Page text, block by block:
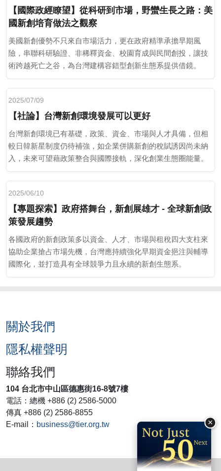
×
【國際政經瞭望】從科研到市場，野蠻生長之路：美
國新創培育做法之觀察
美國新創優勢不只來自市場活力，更在政府精準承擔早期風
險，串聯科研驗證、非稀釋資金、校園育成與民間創投，讓技
術跨越死亡之谷，為台灣建構容錯型創新生態系提供借鏡。
2025/07/09
【社論】台灣新創環境發展可以更好
台灣新創環境已有基礎，政策、資金、市場與人才具備，但相
較日韓新星制度仍待補強，如企業併購新創的稅賦誘因尚未納
入，未來可望藉政策整合與國際接軌，深化創業生態圈能量。
2025/06/10
【專題探索】政府搭舞台，新創展雄才 - 全球新創政
策發展趨勢
各國政府的新創政策多以資金、人才、市場與租稅四大支柱來
協助企業搶占市場先機，台灣應持續強化早期資金挹注與輔導
國際化，並打造具有全球競爭力且永續的新創生態系。
關於我們
隱私權聲明
聯絡我們
104 台北市中山區德惠街16-8號7樓
電話：總機 +886 (2) 2586-5000
傳真 +886 (2) 2586-8855
E-mail： business@tier.org.tw